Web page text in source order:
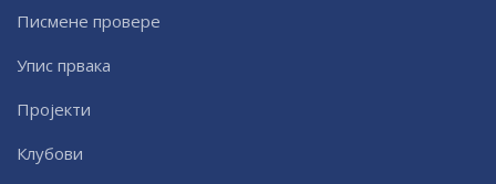
Писмене провере
Упис првака
Пројекти
Клубови